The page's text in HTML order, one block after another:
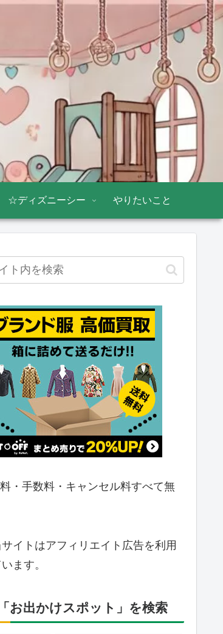
☆ディズニーシー やりたいこと
・手数料・キャンセル料すべて無
イトはアフィリエイト広告を利用
ます。
お出かけスポット」を検索